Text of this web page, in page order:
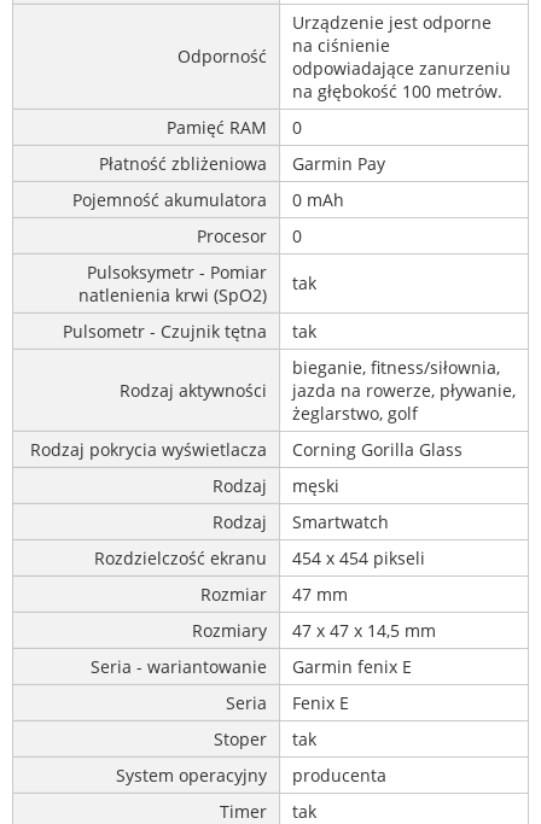
Odporność
Urządzenie jest odporne
na ciśnienie
odpowiadające zanurzeniu
na głębokość 100 metrów.
Pamięć RAM
0
Płatność zbliżeniowa
Garmin Pay
Pojemność akumulatora
0 mAh
Procesor
0
Pulsoksymetr - Pomiar
natlenienia krwi (SpO2)
tak
Pulsometr - Czujnik tętna tak
Rodzaj aktywności
bieganie, fitness/siłownia,
jazda na rowerze, pływanie,
żeglarstwo, golf
Rodzaj pokrycia wyświetlacza
Corning Gorilla Glass
Rodzaj
męski
Rodzaj
Smartwatch
Rozdzielczość ekranu
454 x 454 pikseli
Rozmiar
47 mm
Rozmiary
47 x 47 x 14,5 mm
Seria - wariantowanie
Garmin fenix E
Seria
Fenix E
Stoper
tak
System operacyjny
producenta
Timer
tak